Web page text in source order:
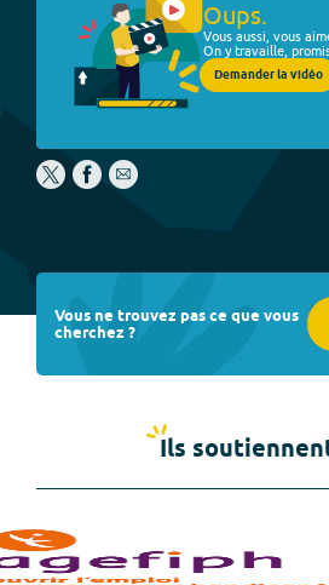
Oups.
Vous aussi, vous
On y travaille,
Demander la vidéo
Vous ne trouvez pas ce que vous
cherchez ?
Ils